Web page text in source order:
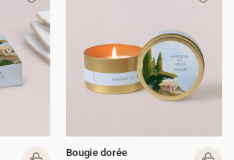
Bougie dorée